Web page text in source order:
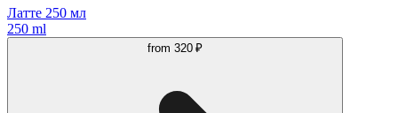
Латте 250 мл
250 ml
from 320 ₽